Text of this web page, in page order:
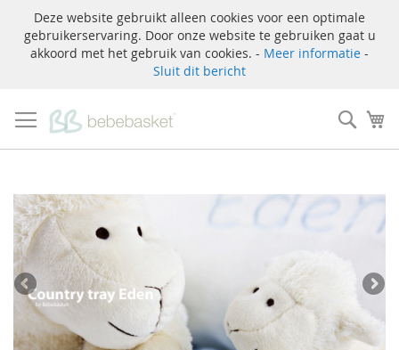
Deze website gebruikt alleen cookies voor een optimale
gebruikerservaring. Door onze website te gebruiken gaat u
akkoord met het gebruik van cookies. - Meer informatie -
Sluit dit bericht
naar
de
inhoud
Zoek